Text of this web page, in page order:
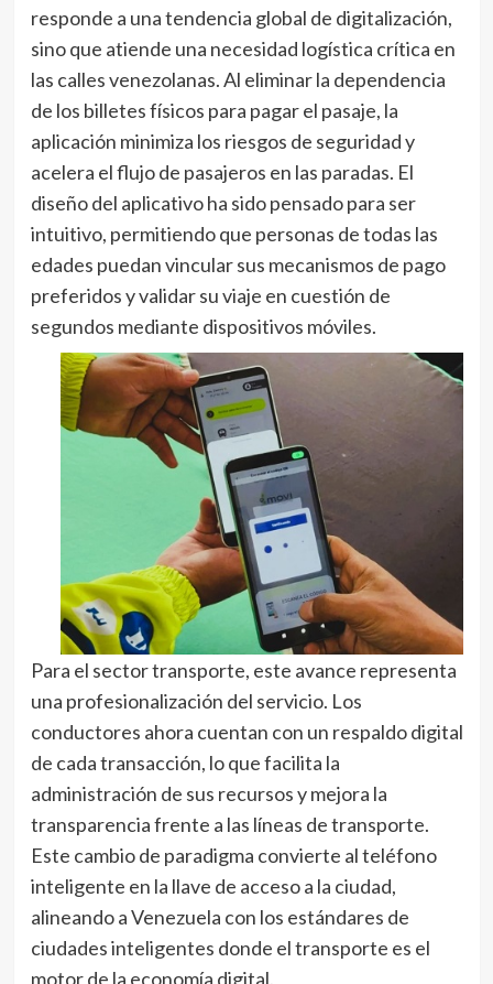
responde a una tendencia global de digitalización,
sino que atiende una necesidad logística crítica en
las calles venezolanas. Al eliminar la dependencia
de los billetes físicos para pagar el pasaje, la
aplicación minimiza los riesgos de seguridad y
acelera el flujo de pasajeros en las paradas. El
diseño del aplicativo ha sido pensado para ser
intuitivo, permitiendo que personas de todas las
edades puedan vincular sus mecanismos de pago
preferidos y validar su viaje en cuestión de
segundos mediante dispositivos móviles.
Para el sector transporte, este avance representa
una profesionalización del servicio. Los
conductores ahora cuentan con un respaldo digital
de cada transacción, lo que facilita la
administración de sus recursos y mejora la
transparencia frente a las líneas de transporte.
Este cambio de paradigma convierte al teléfono
inteligente en la llave de acceso a la ciudad,
alineando a Venezuela con los estándares de
ciudades inteligentes donde el transporte es el
motor de la economía digital.